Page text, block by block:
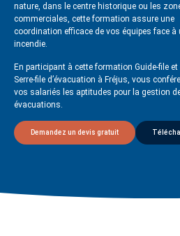
nature, dans le centre historique ou les
commerciales, cette formation assure une
coordination efficace de vos équipes face à
incendie.
En participant à cette formation Guide-file et
Serre-file d’évacuation à Fréjus, vous
vos salariés les aptitudes pour la gestion
évacuations.
Demandez un devis gratuit